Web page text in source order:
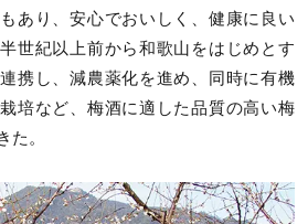
あり、安心でおいしく、健康に良い
世紀以上前から和歌山をはじめとす
携し、減農薬化を進め、同時に有機
培など、梅酒に適した品質の高い梅
た。